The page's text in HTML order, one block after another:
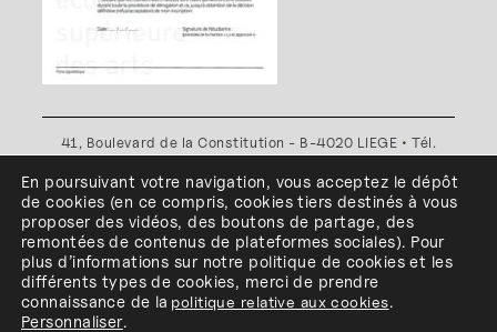
41, Boulevard de la Constitution - B-4020 LIEGE • Tél.
Plan d'accès•Politique de confidentialité•Politique de
cookies•Conditions générales
l'ESA Saint-Luc Liège est membre du
En poursuivant votre navigation, vous acceptez le dépôt
de cookies (en ce compris, cookiestiers destinés à vous
proposer des vidéos, des boutons de partage, des
remontées de contenus de plateformes sociales). Pour
plus d’informations sur notre politique de cookies et les
différents types de cookies, merci de prendre
connaissance de la politique relative aux cookies.
Personnaliser.